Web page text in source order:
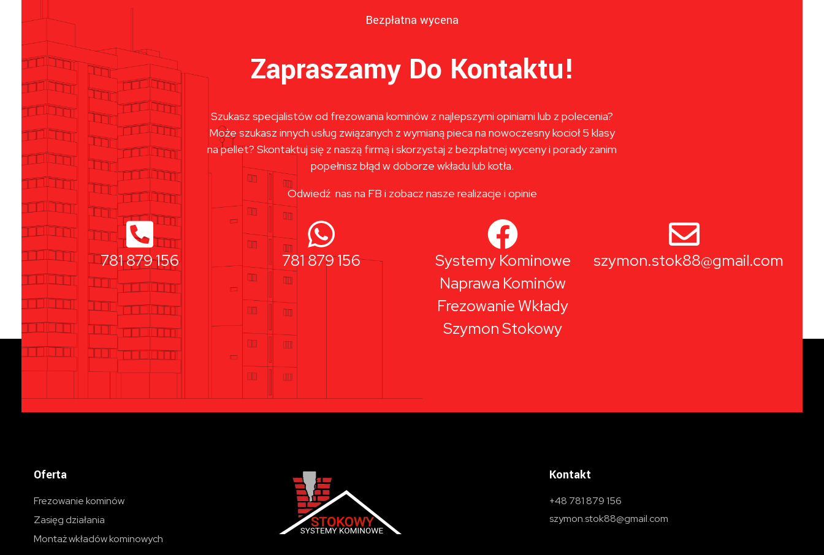
Bezpłatna wycena
Zapraszamy Do Kontaktu!
Szukasz specjalistów od frezowania kominów z najlepszymi opiniami lub z polecenia?
Może szukasz innych usług związanych z wymianą pieca na nowoczesny kocioł 5 klasy
na pellet? Skontaktuj się z naszą firmą i skorzystaj z bezpłatnej wyceny i porady zanim
popełnisz błąd w doborze wkładu lub kotła.
Odwiedź nas na FB i zobacz nasze realizacje i opinie
781 879 156 781 879 156
Systemy Kominowe
Naprawa Kominów
Frezowanie Wkłady
Szymon Stokowy
szymon.stok88@gmail.com
Oferta
Frezowanie kominów
Zasięg działania
Montaż wkładów kominowych
Kontakt
+48 781 879 156
szymon.stok88@gmail.com